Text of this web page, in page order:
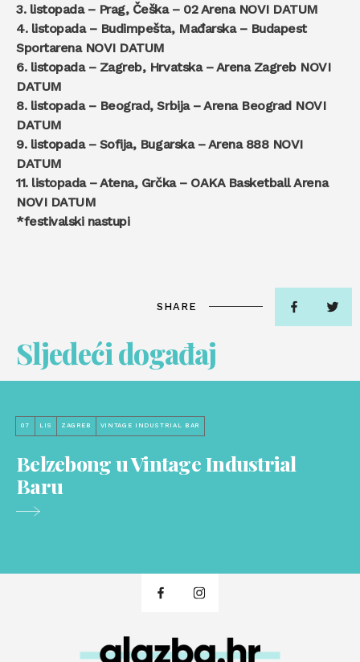
3. listopada – Prag, Češka – 02 Arena NOVI DATUM
4. listopada – Budimpešta, Mađarska – Budapest
Sportarena NOVI DATUM
6. listopada – Zagreb, Hrvatska – Arena Zagreb NOVI
DATUM
8. listopada – Beograd, Srbija – Arena Beograd NOVI
DATUM
9. listopada – Sofija, Bugarska – Arena 888 NOVI
DATUM
11. listopada – Atena, Grčka – OAKA Basketball Arena
NOVI DATUM
*festivalski nastupi
SHARE
Sljedeći događaj
07 LIS ZAGREB VINTAGE INDUSTRIAL BAR
Belzebong u Vintage Industrial
Baru